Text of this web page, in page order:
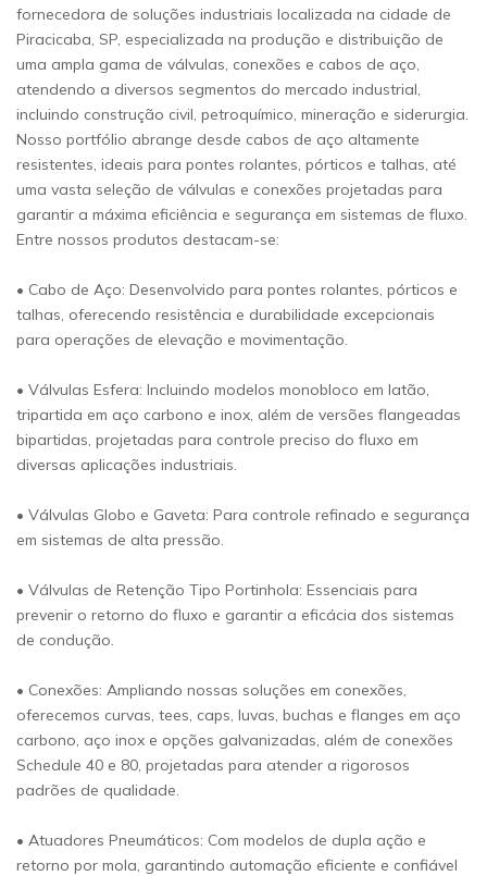
fornecedora de soluções industriais localizada na cidade de
Piracicaba, SP, especializada na produção e distribuição de
uma ampla gama de válvulas, conexões e cabos de aço,
atendendo a diversos segmentos do mercado industrial,
incluindo construção civil, petroquímico, mineração e siderurgia.
Nosso portfólio abrange desde cabos de aço altamente
resistentes, ideais para pontes rolantes, pórticos e talhas, até
uma vasta seleção de válvulas e conexões projetadas para
garantir a máxima eficiência e segurança em sistemas de fluxo.
Entre nossos produtos destacam-se:
• Cabo de Aço: Desenvolvido para pontes rolantes, pórticos e
talhas, oferecendo resistência e durabilidade excepcionais
para operações de elevação e movimentação.
• Válvulas Esfera: Incluindo modelos monobloco em latão,
tripartida em aço carbono e inox, além de versões flangeadas
bipartidas, projetadas para controle preciso do fluxo em
diversas aplicações industriais.
• Válvulas Globo e Gaveta: Para controle refinado e segurança
em sistemas de alta pressão.
• Válvulas de Retenção Tipo Portinhola: Essenciais para
prevenir o retorno do fluxo e garantir a eficácia dos sistemas
de condução.
• Conexões: Ampliando nossas soluções em conexões,
oferecemos curvas, tees, caps, luvas, buchas e flanges em aço
carbono, aço inox e opções galvanizadas, além de conexões
Schedule 40 e 80, projetadas para atender a rigorosos
padrões de qualidade.
• Atuadores Pneumáticos: Com modelos de dupla ação e
retorno por mola, garantindo automação eficiente e confiável